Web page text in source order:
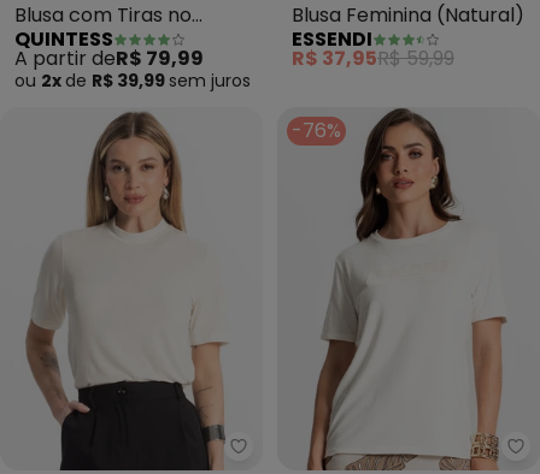
Blusa com Tiras no
Decote (Folhagem Azul)
QUINTESS
A partir deR$ 79,99
ou 2x de R$ 39,99 sem juros
Blusa Feminina (Natural)
ESSENDI
R$ 37,95R$ 59,99
Rovitex - Blusa (Bege)
-76%